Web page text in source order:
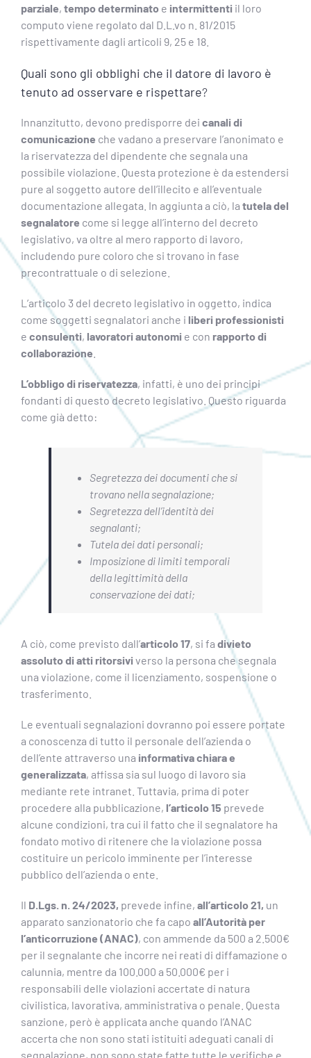
parziale, tempo determinatoe intermittenti il loro
computo viene regolato dal D.L.vo n. 81/2015
rispettivamente dagli articoli 9, 25 e 18.
Quali sono gli obblighi che il datore di lavoro è
tenuto ad osservare e rispettare?
Innanzitutto, devono predisporre dei canali di
comunicazione che vadano a preservare l’anonimato e
la riservatezza del dipendente che segnala una
possibile violazione. Questa protezione è da estendersi
pure al soggetto autore dell’illecito e all’eventuale
documentazione allegata. In aggiunta a ciò, la tutela del
segnalatore come si legge all’interno del decreto
legislativo, va oltre al mero rapporto di lavoro,
includendo pure coloro che si trovano in fase
precontrattuale o di selezione.
L’articolo 3 del decreto legislativo in oggetto, indica
come soggetti segnalatori anche i liberi professionisti
e consulenti, lavoratori autonomi e con rapporto di
collaborazione
L’obbligo di riservatezza, infatti, è uno dei principi
fondanti di questo decreto legislativo. Questo riguarda
come già detto:
Segretezza dei documenti che si
trovano nella segnalazione;
Segretezza dell’identità dei
segnalanti;
Tutela dei dati personali;
Imposizione di limiti temporali
della legittimità della
conservazione dei dati;
A ciò, come previsto dall’articolo 17, si fa divieto
assoluto di atti ritorsivi verso la persona che segnala
una violazione, come il licenziamento, sospensione o
trasferimento.
Le eventuali segnalazioni dovranno poi essere portate
a conoscenza di tutto il personale dell’azienda o
dell’ente attraverso una informativa chiara e
generalizzata, affissa sia sul luogo di lavoro sia
mediante rete intranet. Tuttavia, prima di poter
procedere alla pubblicazione, l’articolo 15 prevede
alcune condizioni, tra cui il fatto che il segnalatore ha
fondato motivo di ritenere che la violazione possa
costituire un pericolo imminente per l’interesse
pubblico dell’azienda o ente.
Il D.Lgs. n. 24/2023, prevede infine, all’articolo 21, un
apparato sanzionatorio che fa capo all’Autorità per
l’anticorruzione (ANAC), con ammende da 500 a 2.500€
per il segnalante che incorre nei reati di diffamazione o
calunnia, mentre da 100.000 a 50.000€ per i
responsabili delle violazioni accertate di natura
civilistica, lavorativa, amministrativa o penale. Questa
sanzione, però è applicata anche quando l’ANAC
accerta che non sono stati istituiti adeguati canali di
segnalazione, non sono state fatte tutte le verifiche e